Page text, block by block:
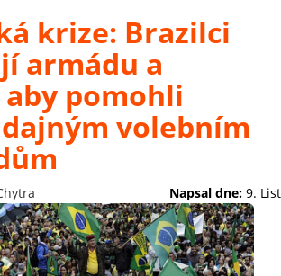
krize: Brazilci
armádu a
pomohli
volebním
Napsal dne: 9.